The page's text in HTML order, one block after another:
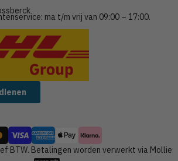
ma t/m vrij van 09:00 – 17:00.
BTW. Betalingen worden verwerkt via Mollie